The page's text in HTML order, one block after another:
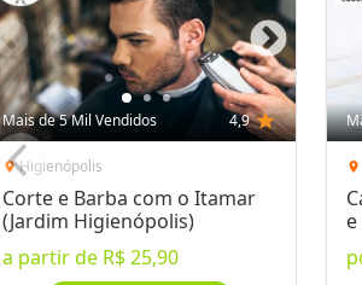
Mais de 5 Mil Vendidos 4,9 star
location_onHigienópolis
Corte e Barba com o Itamar
(Jardim Higienópolis)
a partir de R$ 25,90
location_on